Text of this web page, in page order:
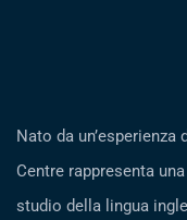
Nato da
Centre rappresenta
studio della lingua